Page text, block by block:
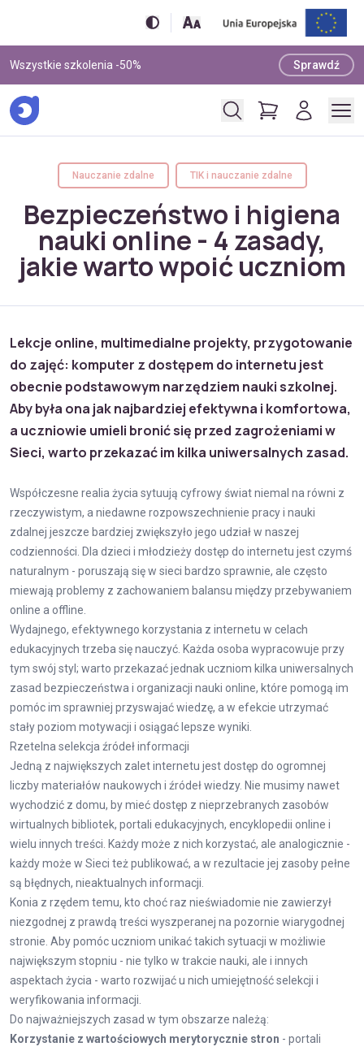
Wszystkie szkolenia -50% Sprawdź
Nauczanie zdalne TIK i nauczanie zdalne
Bezpieczeństwo i higiena
nauki online - 4 zasady,
jakie warto wpoić uczniom
Lekcje online, multimedialne projekty, przygotowanie
do zajęć: komputer z dostępem do internetu jest
obecnie podstawowym narzędziem nauki szkolnej.
Aby była ona jak najbardziej efektywna i komfortowa,
a uczniowie umieli bronić się przed zagrożeniami w
Sieci, warto przekazać im kilka uniwersalnych zasad.
Współczesne realia życia sytuują cyfrowy świat niemal na równi z
rzeczywistym, a niedawne rozpowszechnienie pracy i nauki
zdalnej jeszcze bardziej zwiększyło jego udział w naszej
codzienności. Dla dzieci i młodzieży dostęp do internetu jest czymś
naturalnym - poruszają się w sieci bardzo sprawnie, ale często
miewają problemy z zachowaniem balansu między przebywaniem
online a offline.
Wydajnego, efektywnego korzystania z internetu w celach
edukacyjnych trzeba się nauczyć. Każda osoba wypracowuje przy
tym swój styl; warto przekazać jednak uczniom kilka uniwersalnych
zasad bezpieczeństwa i organizacji nauki online, które pomogą im
pomóc im sprawniej przyswajać wiedzę, a w efekcie utrzymać
stały poziom motywacji i osiągać lepsze wyniki.
Rzetelna selekcja źródeł informacji
Jedną z największych zalet internetu jest dostęp do ogromnej
liczby materiałów naukowych i źródeł wiedzy. Nie musimy nawet
wychodzić z domu, by mieć dostęp z nieprzebranych zasobów
wirtualnych bibliotek, portali edukacyjnych, encyklopedii online i
wielu innych treści. Każdy może z nich korzystać, ale analogicznie -
każdy może w Sieci też publikować, a w rezultacie jej zasoby pełne
są błędnych, nieaktualnych informacji.
Konia z rzędem temu, kto choć raz nieświadomie nie zawierzył
niezgodnej z prawdą treści wyszperanej na pozornie wiarygodnej
stronie. Aby pomóc uczniom unikać takich sytuacji w możliwie
największym stopniu - nie tylko w trakcie nauki, ale i innych
aspektach życia - warto rozwijać u nich umiejętność selekcji i
weryfikowania informacji.
Do najważniejszych zasad w tym obszarze należą:
Korzystanie z wartościowych merytorycznie stron - portali